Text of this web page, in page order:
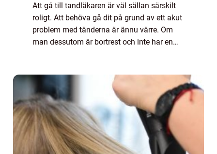
Att gå till tandläkaren är väl sällan särskilt
roligt. Att behöva gå dit på grund av ett akut
problem med tänderna är ännu värre. Om
man dessutom är bortrest och inte har en